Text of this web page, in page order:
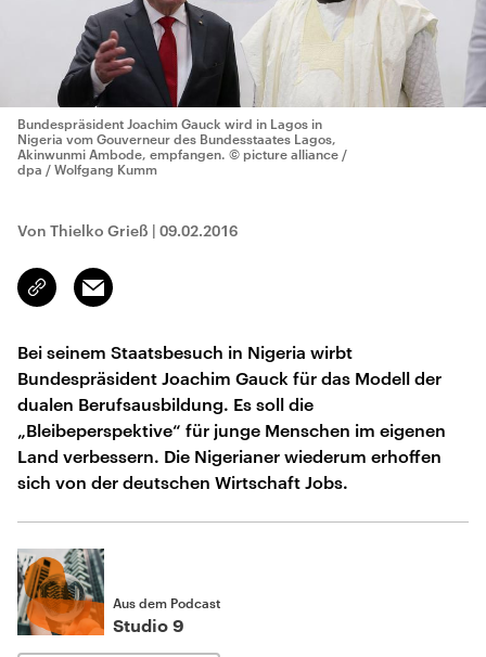
Bundespräsident Joachim Gauck wird in Lagos in
Nigeria vom Gouverneur des Bundesstaates Lagos,
Akinwunmi Ambode, empfangen. © picture alliance /
dpa / Wolfgang Kumm
Von Thielko Grieß | 09.02.2016
Link
kopieren/teilen
Email
Bei seinem Staatsbesuch in Nigeria wirbt
Bundespräsident Joachim Gauck für das Modell der
dualen Berufsausbildung. Es soll die
„Bleibeperspektive“ für junge Menschen im eigenen
Land verbessern. Die Nigerianer wiederum erhoffen
sich von der deutschen Wirtschaft Jobs.
Aus dem Podcast
Studio 9